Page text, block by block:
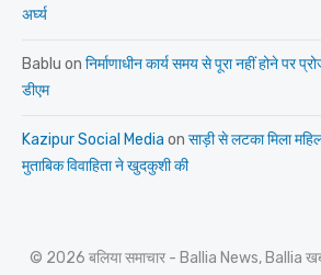
अर्घ्य
Bablu on निर्माणाधीन कार्य समय से पूरा नहीं होने पर
डीएम
Kazipur Social Media on साड़ी से लटका मिला
मुताबिक विवाहिता ने खुदकुशी की
© 2026 बलिया समाचार - Ballia News, Ballia